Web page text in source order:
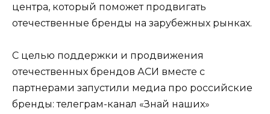
центра, который поможет продвигать
отечественные бренды на зарубежных рынках.
С целью поддержки и продвижения
отечественных брендов АСИ вместе с
партнерами запустили медиа про российские
бренды: телеграм-канал «Знай наших»